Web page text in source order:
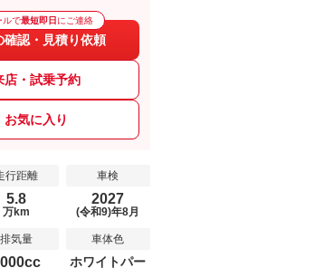
ルで最短即日 にご連絡
確認・見積り依頼
店・試乗予約
お気に入り
行距離
5.8
万km
車検
2027
(令和9)年8月
排気量 車体色
ホワイトパー